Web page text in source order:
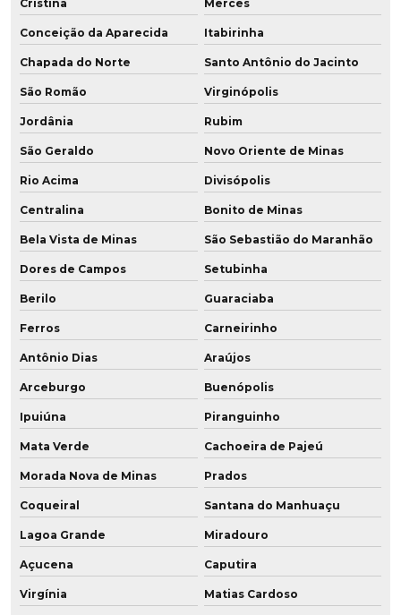
Cristina Mercês
Conceição da Aparecida Itabirinha
Chapada do Norte Santo Antônio do Jacinto
São Romão Virginópolis
Jordânia Rubim
São Geraldo Novo Oriente de Minas
Rio Acima Divisópolis
Centralina Bonito de Minas
Bela Vista de Minas São Sebastião do Maranhão
Dores de Campos Setubinha
Berilo Guaraciaba
Ferros Carneirinho
Antônio Dias Araújos
Arceburgo Buenópolis
Ipuiúna Piranguinho
Mata Verde Cachoeira de Pajeú
Morada Nova de Minas Prados
Coqueiral Santana do Manhuaçu
Lagoa Grande Miradouro
Açucena Caputira
Virgínia Matias Cardoso